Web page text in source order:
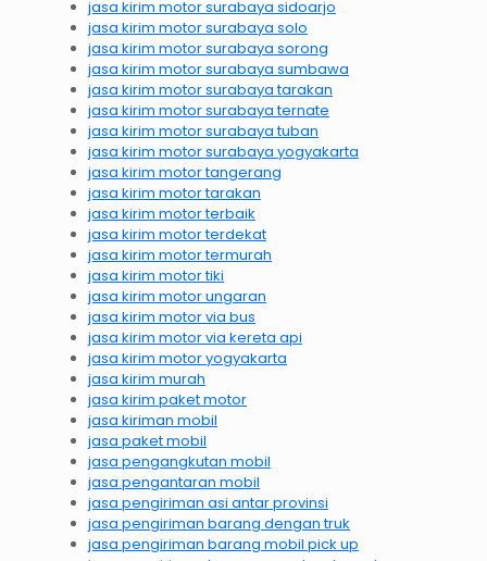
jasa kirim motor surabaya sidoarjo
jasa kirim motor surabaya solo
jasa kirim motor surabaya sorong
jasa kirim motor surabaya sumbawa
jasa kirim motor surabaya tarakan
jasa kirim motor surabaya ternate
jasa kirim motor surabaya tuban
jasa kirim motor surabaya yogyakarta
jasa kirim motor tangerang
jasa kirim motor tarakan
jasa kirim motor terbaik
jasa kirim motor terdekat
jasa kirim motor termurah
jasa kirim motor tiki
jasa kirim motor ungaran
jasa kirim motor via bus
jasa kirim motor via kereta api
jasa kirim motor yogyakarta
jasa kirim murah
jasa kirim paket motor
jasa kiriman mobil
jasa paket mobil
jasa pengangkutan mobil
jasa pengantaran mobil
jasa pengiriman asi antar provinsi
jasa pengiriman barang dengan truk
jasa pengiriman barang mobil pick up